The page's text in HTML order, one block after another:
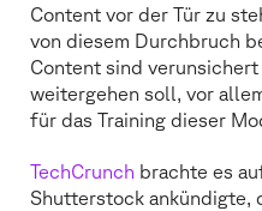
Content vor der Tür zu
von diesem Durchbruch
Content sind
weitergehen soll, vor
für das Training dieser
TechCrunch brachte es
Shutterstock ankündigte,